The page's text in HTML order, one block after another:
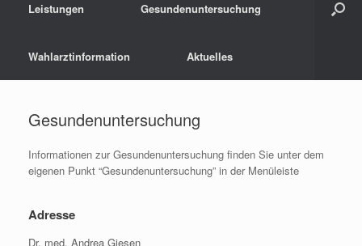
Leistungen Gesundenuntersuchung
Wahlarztinformation Aktuelles
Gesundenuntersuchung
Informationen zur Gesundenuntersuchung finden Sie unter dem
eigenen Punkt “Gesundenuntersuchung” in der Menüleiste
Adresse
Dr. med. Andrea Giesen